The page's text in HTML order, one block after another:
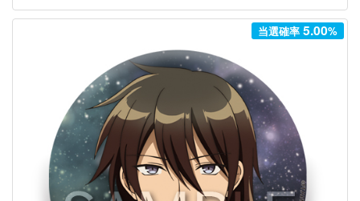
当選確率5.00%